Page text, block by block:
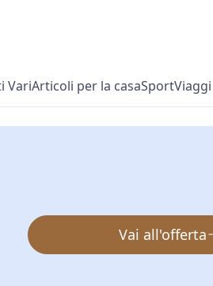
VariArticoli per la casaSportViaggi
Vai all'offerta